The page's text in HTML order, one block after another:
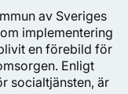
av Sveriges
implementering
en förebild för
Enligt
socialtjänsten, är